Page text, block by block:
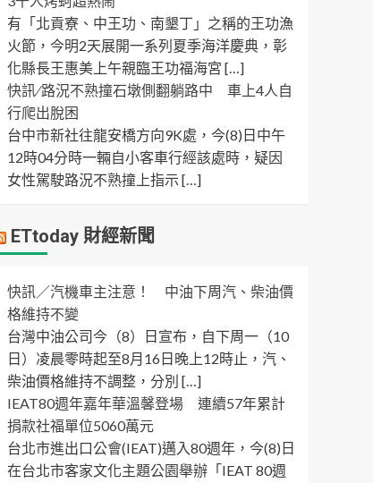
有「北貢寮、中王功、南墾丁」之稱的王功漁
火節，今明2天展開一系列夏季海洋慶典，彰
化縣長王惠美上午親臨王功福海宮 […]
快訊 ∕ 路況不熟撞石墩側翻躺路中 車上4人自
行爬出脫困
台中市新社往龍安橋方向9K處，今(8)日中午
12時04分時一輛自小客車行經該處時，疑因
女性駕駛路況不熟撞上指示 […]
ETtoday 財經新聞
快訊／汽機車主注意！ 中油下周汽、柴油價
格維持不變
台灣中油公司今（8）日宣布，自下周一（10
日）凌晨零時起至8月16日晚上12時止，汽、
柴油價格維持不調整，分別 […]
IEAT80週年嘉年華溫馨登場 連續57年累計
捐款社福單位5060萬元
台北市進出口公會(IEAT)邁入80週年，今(8)日
在台北市客家文化主題公園舉辦「IEAT 80週